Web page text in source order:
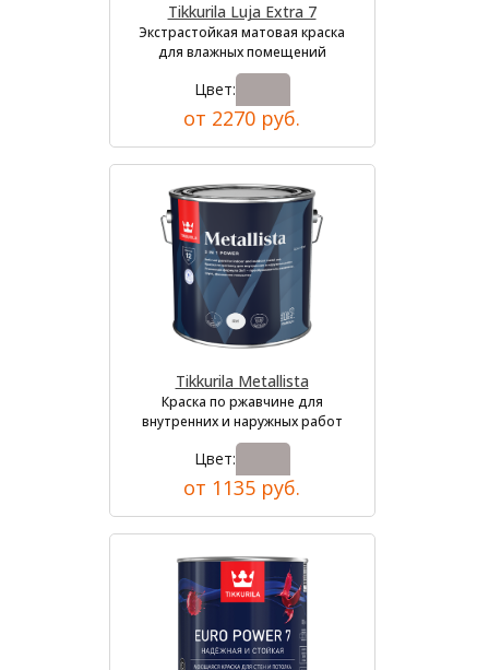
Tikkurila Luja Extra 7
Экстрастойкая матовая краска
для влажных помещений
Цвет:
от 2270 руб.
Tikkurila Metallista
Краска по ржавчине для
внутренних и наружных работ
Цвет:
от 1135 руб.